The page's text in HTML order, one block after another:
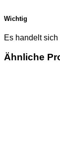
Wichtig
Es handelt
Ähnliche